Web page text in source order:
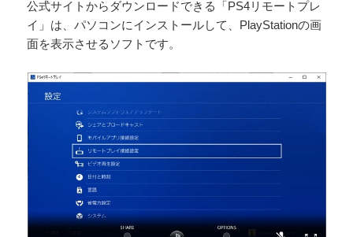
公式サイトからダウンロードできる「PS4リモートプレ
イ」は、パソコンにインストールして、PlayStationの画
面を表示させるソフトです。